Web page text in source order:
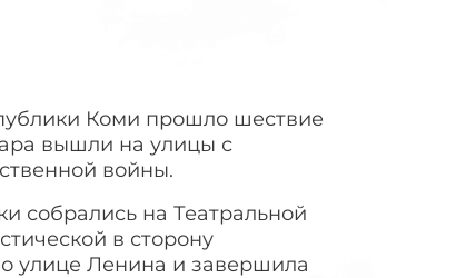
Коми прошло шествие
вышли на улицы с
войны.
собрались на Театральной
в сторону
улице Ленина и завершила